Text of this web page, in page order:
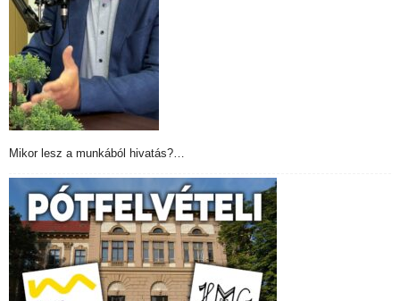
Mikor lesz a munkából hivatás?…